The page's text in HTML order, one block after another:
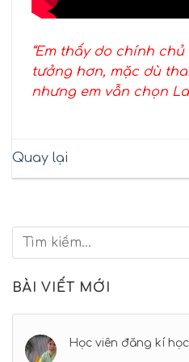
BÀI VIẾT MỚI
Học viên đăng kí
“Em thấy do chính
tưởng hơn, mặc dù
nhưng em vẫn chọn
Quay lại